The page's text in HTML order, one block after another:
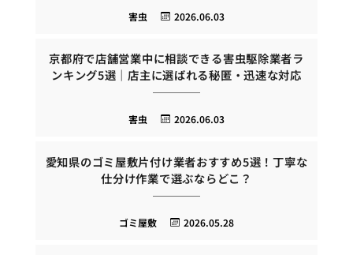
2026.06.03
害虫
京都府で店舗営業中に相談できる害虫駆除業者ラ
ンキング5選｜店主に選ばれる秘匿・迅速な対応
2026.06.03
害虫
愛知県のゴミ屋敷片付け業者おすすめ5選！丁寧な
仕分け作業で選ぶならどこ？
2026.05.28
ゴミ屋敷